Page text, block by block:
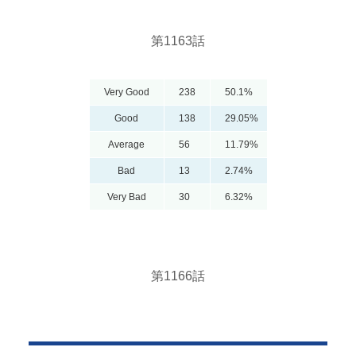
第1163話
Very Good 238 50.1%
Good 138 29.05%
Average 56 11.79%
Bad 13 2.74%
Very Bad 30 6.32%
第1166話